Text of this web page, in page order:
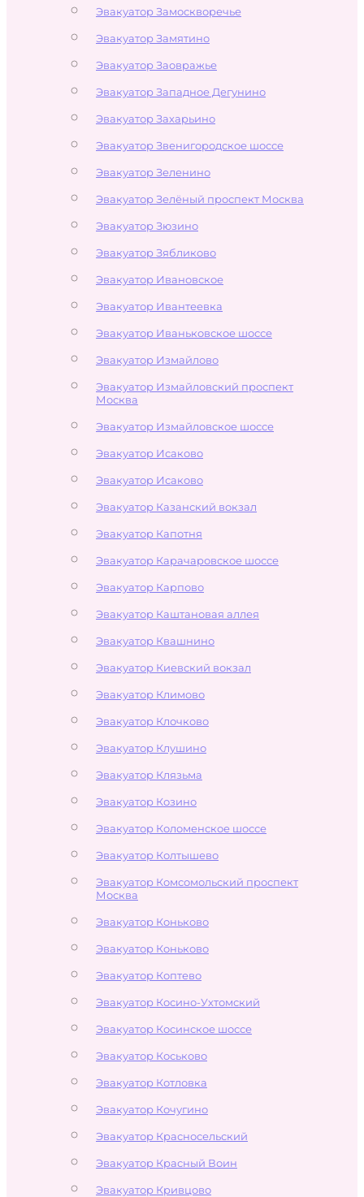
Эвакуатор Замоскворечье
Эвакуатор Замятино
Эвакуатор Заовражье
Эвакуатор Западное Дегунино
Эвакуатор Захарьино
Эвакуатор Звенигородское шоссе
Эвакуатор Зеленино
Эвакуатор Зелёный проспект Москва
Эвакуатор Зюзино
Эвакуатор Зябликово
Эвакуатор Ивановское
Эвакуатор Ивантеевка
Эвакуатор Иваньковское шоссе
Эвакуатор Измайлово
Эвакуатор Измайловский проспект
Москва
Эвакуатор Измайловское шоссе
Эвакуатор Исаково
Эвакуатор Исаково
Эвакуатор Казанский вокзал
Эвакуатор Капотня
Эвакуатор Карачаровское шоссе
Эвакуатор Карпово
Эвакуатор Каштановая аллея
Эвакуатор Квашнино
Эвакуатор Киевский вокзал
Эвакуатор Климово
Эвакуатор Клочково
Эвакуатор Клушино
Эвакуатор Клязьма
Эвакуатор Козино
Эвакуатор Коломенское шоссе
Эвакуатор Колтышево
Эвакуатор Комсомольский проспект
Москва
Эвакуатор Коньково
Эвакуатор Коньково
Эвакуатор Коптево
Эвакуатор Косино-Ухтомский
Эвакуатор Косинское шоссе
Эвакуатор Коськово
Эвакуатор Котловка
Эвакуатор Кочугино
Эвакуатор Красносельский
Эвакуатор Красный Воин
Эвакуатор Кривцово